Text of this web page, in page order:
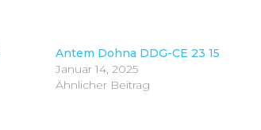
Antem Dohna DDG-CE 23 15
Januar 14, 2025
Ähnlicher Beitrag